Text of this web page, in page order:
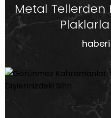
Metal Tellerden